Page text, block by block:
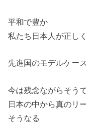
平和で豊か
私たち日本人が正し
先進国のモデルケー
今は残念ながらそう
日本の中から真のリ
そうなる